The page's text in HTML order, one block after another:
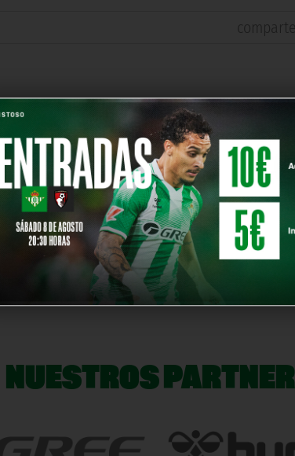
2026/07/02 | AL
FILO DE LO REAL
00:00:00
2026/05/14 | AL
FILO DE LO REAL
00:00:00
NUESTROS